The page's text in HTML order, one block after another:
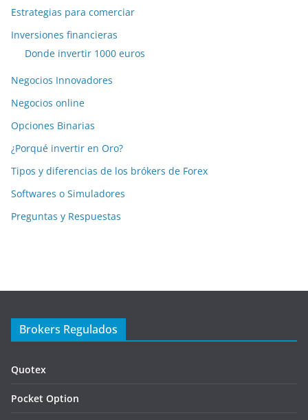
Estrategias para comerciar
Inversiones financieras
Donde invertir 1000 euros
Negocios Innovadores
Negocios online
Opciones Binarias
¿Porqué invertir en Oro?
Tipos y diferencias de los brókers de Forex
Softwares o Simuladores
Preguntas y Respuestas
Brokers Regulados
Quotex
Pocket Option